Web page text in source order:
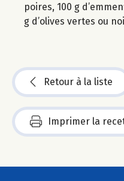
poires, 100 g
g d’olives vertes ou
Retour à la liste
Imprimer la